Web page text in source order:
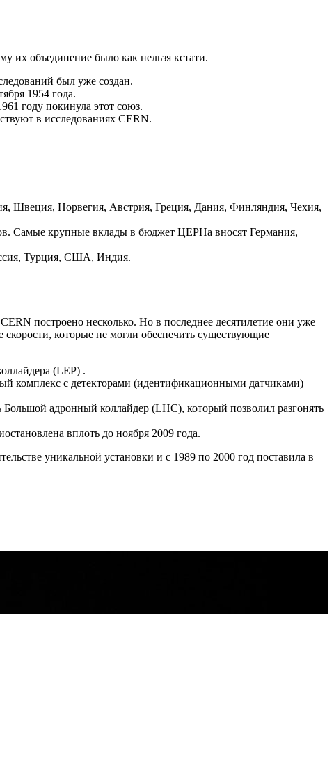
их объединение было как нельзя кстати.
был уже создан.
1954 года.
году покинула этот союз.
в исследованиях CERN.
Швеция, Норвегия, Австрия, Греция, Дания, Финляндия, Чехия,
Самые крупные вклады в бюджет ЦЕРНа вносят Германия,
Турция, США, Индия.
построено несколько. Но в последнее десятилетие они уже
которые не могли обеспечить существующие
(LEP) .
комплекс с детекторами (идентификационными датчиками)
адронный коллайдер (LHC), который позволил разгонять
вплоть до ноября 2009 года.
уникальной установки и с 1989 по 2000 год поставила в